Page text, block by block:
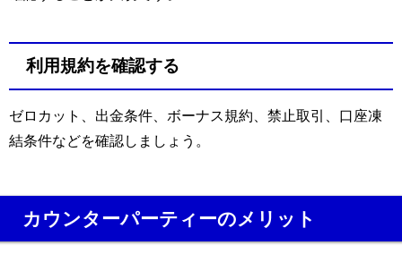
利用規約を確認する
ゼロカット、出金条件、ボーナス規約、禁止取引、口座凍
結条件などを確認しましょう。
カウンターパーティーのメリット